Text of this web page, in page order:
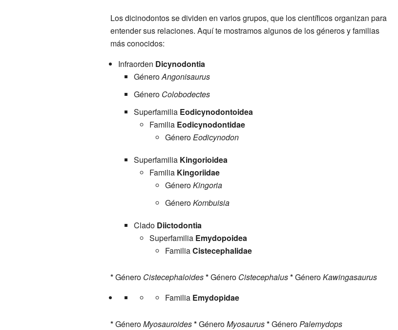
Los dicinodontos se dividen en varios grupos, que los científicos organizan para
entender sus relaciones. Aquí te mostramos algunos de los géneros y familias
más conocidos:
Infraorden Dicynodontia
GéneroAngonisaurus
Género Colobodectes
Superfamilia Eodicynodontoidea
Familia Eodicynodontidae
GéneroEodicynodon
Superfamilia Kingorioidea
Familia Kingoriidae
GéneroKingoria
GéneroKombuisia
Clado Diictodontia
Superfamilia Emydopoidea
FamiliaCistecephalidae
*Género Cistecephaloides*Género Cistecephalus*GéneroKawingasaurus
Familia Emydopidae
*GéneroMyosauroides*GéneroMyosaurus*GéneroPalemydops